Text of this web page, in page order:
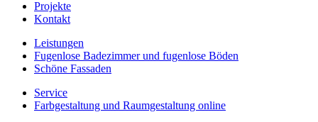
Projekte
Kontakt
Leistungen
Fugenlose Badezimmer und fugenlose Böden
Schöne Fassaden
Service
Farbgestaltung und Raumgestaltung online